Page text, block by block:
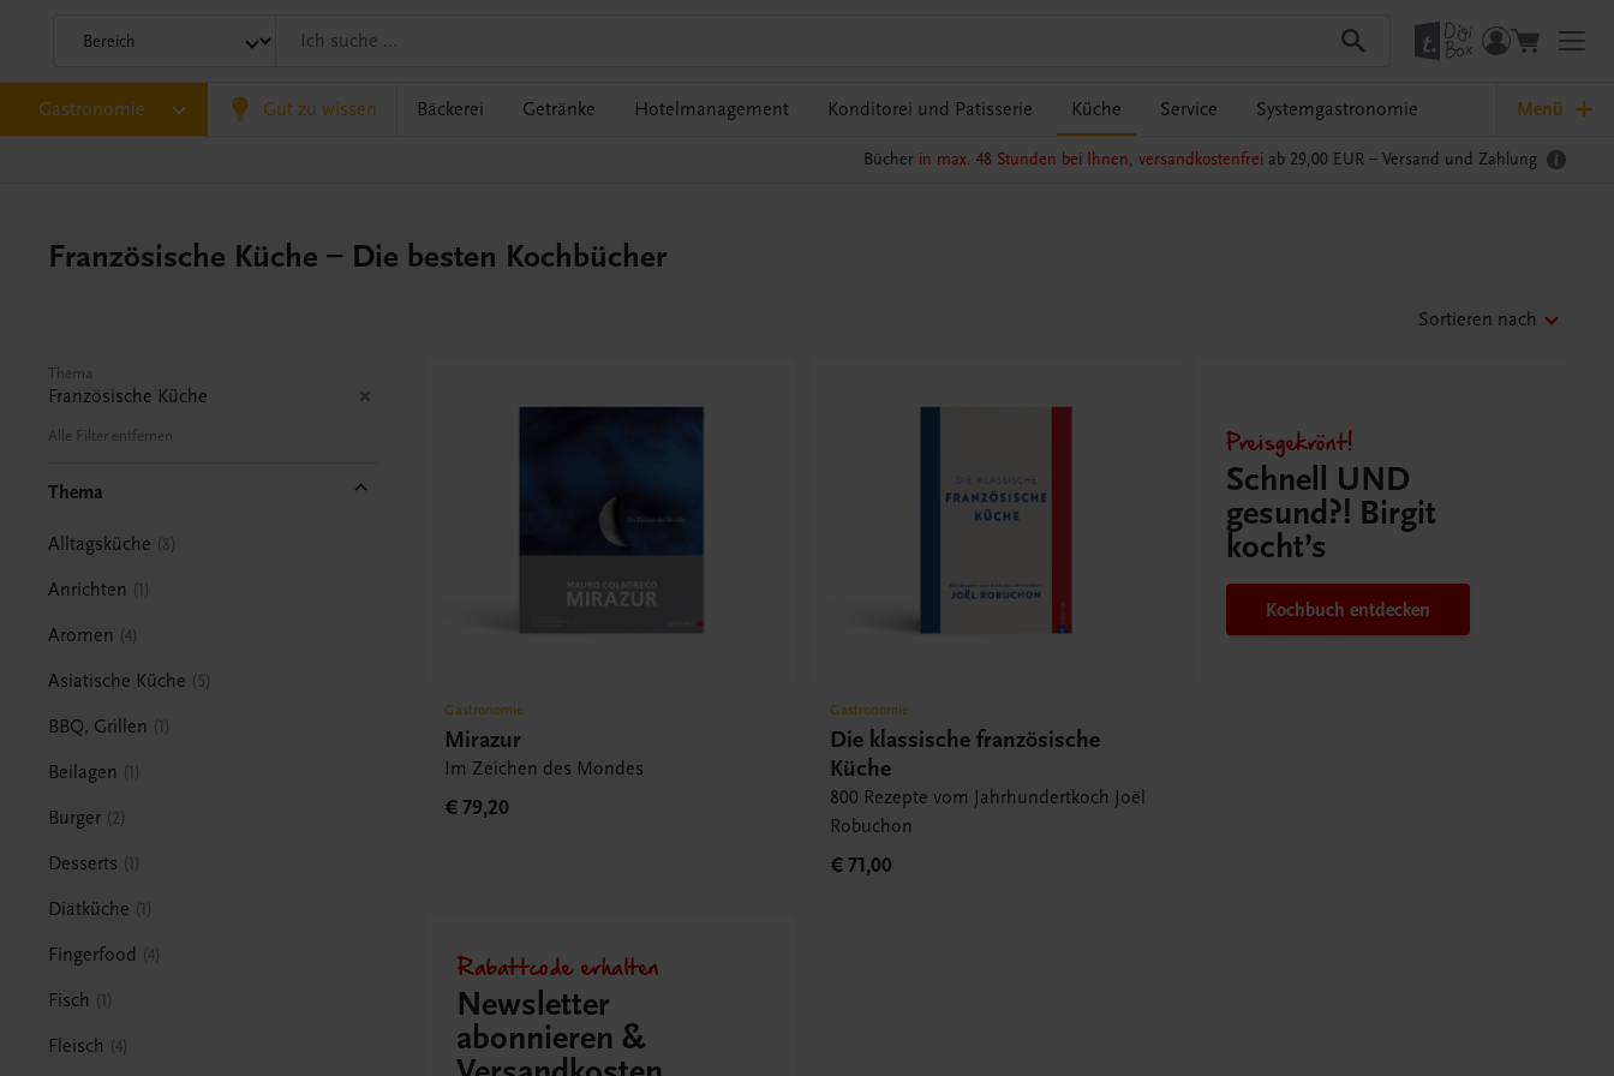
Gastronomie Gut zu wissen Bäckerei Getränke Hotelmanagement Konditorei und Patisserie Küche Service Systemgastronomie Menü
Bücher in max. 48 Stunden bei Ihnen, versandkostenfrei ab 29,00 EUR – Versand und Zahlung
Französische Küche – Die besten Kochbücher
Sortieren nach
Thema
Französische Küche
Alle Filter entfernen
Thema
Alltagsküche 8
Anrichten 1
Aromen 4
Asiatische Küche 5
BBQ, Grillen 1
Beilagen 1
Burger 2
Desserts 1
Diätküche 1
Fingerfood 4
Fisch 1
Fleisch 4
Gastronomie
Mirazur
Im Zeichen des Mondes
€ 79,20
Gastronomie
Die klassische französische
Küche
800 Rezepte vom Jahrhundertkoch Joël
Robuchon
€ 71,00
Preisgekrönt!
Schnell UND
gesund?! Birgit
kocht’s
Kochbuch entdecken
Rabattcode erhalten
Newsletter
abonnieren &